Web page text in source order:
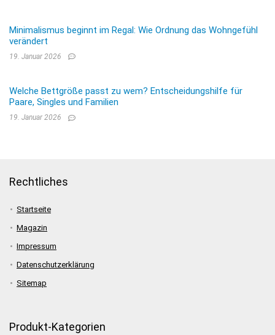
Minimalismus beginnt im Regal: Wie Ordnung das Wohngefühl
verändert
19. Januar 2026
Welche Bettgröße passt zu wem? Entscheidungshilfe für
Paare, Singles und Familien
19. Januar 2026
Rechtliches
Startseite
Magazin
Impressum
Datenschutzerklärung
Sitemap
Produkt-Kategorien